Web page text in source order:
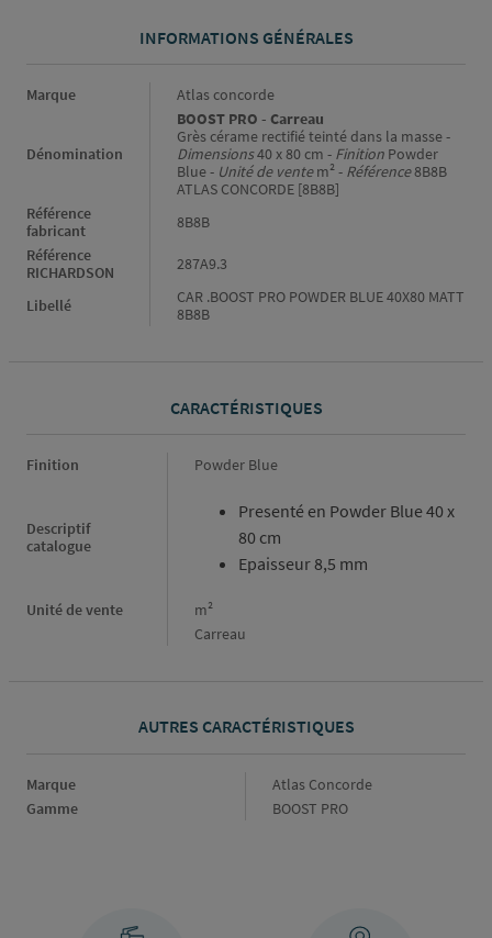
INFORMATIONS GÉNÉRALES
Informations générales
Marque Atlas concorde
Dénomination
BOOST PRO - Carreau
Grès cérame rectifié teinté dans la masse -
Dimensions40 x 80 cm - Finition Powder
Blue - Unité de ventem² - Référence8B8B
ATLAS CONCORDE [8B8B]
Référence
fabricant
8B8B
Référence
RICHARDSON
287A9.3
Libellé
CAR .BOOST PRO POWDER BLUE 40X80 MATT
8B8B
CARACTÉRISTIQUES
Caractéristiques
Finition Powder Blue
Descriptif
catalogue
Presenté en Powder Blue 40 x
80 cm
Epaisseur 8,5 mm
Unité de vente
m²
Carreau
AUTRES CARACTÉRISTIQUES
Marque Marque
Atlas Concorde
Gamme
Gamme
BOOST PRO